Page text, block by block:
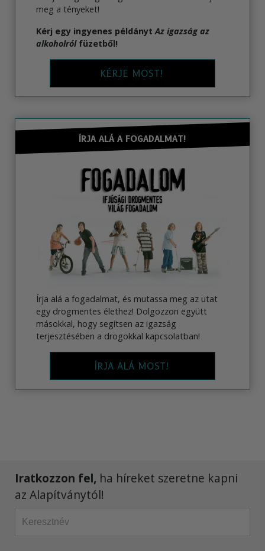
meg a tényeket!
Kérj egy ingyenes példányt Az igazság az
alkoholrólfüzetből!
KÉRJE MOST!
ÍRJA ALÁ A FOGADALMAT!
Írja alá a fogadalmat, és mutassa meg az utat
egy drogmentes élethez! Dolgozzon együtt
másokkal, hogy segítsen az igazság
terjesztésében a drogokkal kapcsolatban!
ÍRJA ALÁ MOST!
Iratkozzon fel, ha híreket szeretne kapni
az Alapítványtól!